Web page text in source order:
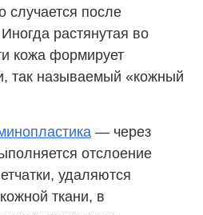
случается после
растянутая во
кожа формирует
так называемый «кожный
— через
отслоение
удаляются
ткани, в